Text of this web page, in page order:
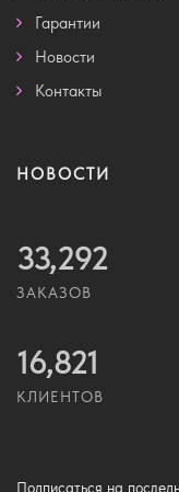
Гарантии
Новости
Контакты
НОВОСТИ
33,292
ЗАКАЗОВ
16,821
КЛИЕНТОВ
Подписаться на